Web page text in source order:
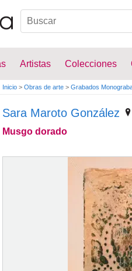
Artistas Colecciones
Inicio > Obras de arte > Grabados
Sara Maroto González
Musgo dorado